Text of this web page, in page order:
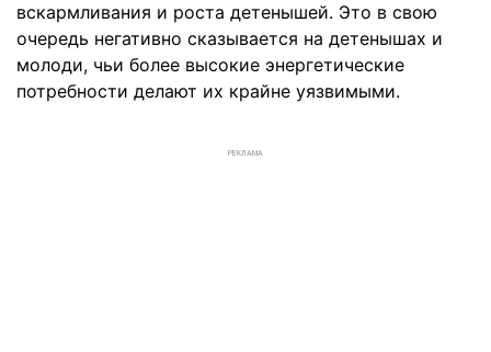
вскармливания и роста детенышей. Это в свою
очередь негативно сказывается на детенышах и
молоди, чьи более высокие энергетические
потребности делают их крайне уязвимыми.
РЕКЛАМА